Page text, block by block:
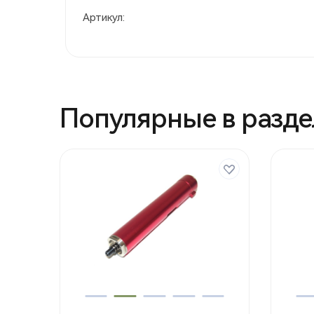
Артикул:
Популярные в